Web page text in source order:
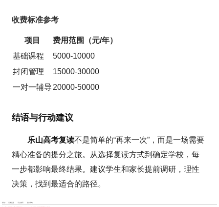
收费标准参考
项目
费用范围（元/年）
基础课程
5000-10000
封闭管理
15000-30000
一对一辅导 20000-50000
结语与行动建议
乐山高考复读不是简单的“再来一次”，而是一场需要
精心准备的提分之旅。从选择复读方式到确定学校，每
一步都影响最终结果。建议学生和家长提前调研，理性
决策，找到最适合的路径。
标签： 高考复读 乐山教育 提分策略